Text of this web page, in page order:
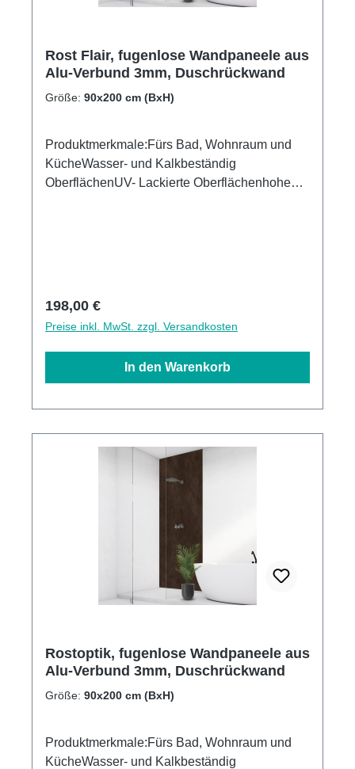
Rost Flair, fugenlose Wandpaneele aus
Alu-Verbund 3mm, Duschrückwand
Größe: 90x200 cm (BxH)
Produktmerkmale:Fürs Bad, Wohnraum und
KücheWasser- und Kalkbeständig
OberflächenUV- Lackierte Oberflächenhohe
Regulärer Preis:
198,00 €
Preise inkl. MwSt. zzgl. Versandkosten
In den Warenkorb
Rostoptik, fugenlose Wandpaneele aus
Alu-Verbund 3mm, Duschrückwand
Größe: 90x200 cm (BxH)
Produktmerkmale:Fürs Bad, Wohnraum und
KücheWasser- und Kalkbeständig